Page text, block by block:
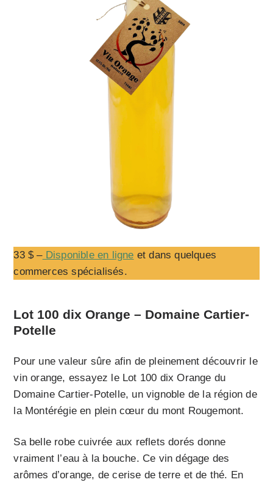
33 $ –Disponible en ligne et dans quelques
commerces spécialisés.
Lot 100 dix Orange – Domaine Cartier-
Potelle
Pour une valeur sûre afin de pleinement découvrir le
vin orange, essayez le Lot 100 dix Orange du
Domaine Cartier-Potelle, un vignoble de la région de
la Montérégie en plein cœur du mont Rougemont.
Sa belle robe cuivrée aux reflets dorés donne
vraiment l’eau à la bouche. Ce vin dégage des
arômes d’orange, de cerise de terre et de thé. En